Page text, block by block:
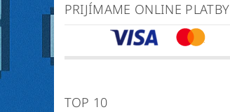
PRIJÍMAME ONLINE PLATBY
TOP 10